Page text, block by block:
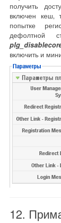
получить
включен кеш,
попытке
дефолтной
включить и
12.